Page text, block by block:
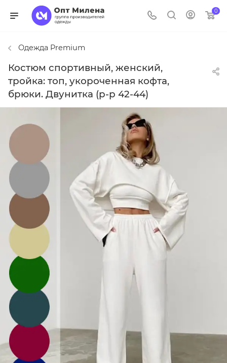
0
Одежда Premium
Костюм спортивный, женский,
тройка: топ, укороченная кофта,
брюки. Двунитка (р-р 42-44)